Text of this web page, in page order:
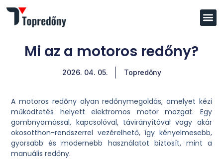
Mi az a motoros redőny?
2026. 04. 05. Topredőny
A motoros redőny olyan redőnymegoldás, amelyet kézi
működtetés helyett elektromos motor mozgat. Egy
gombnyomással, kapcsolóval, távirányítóval vagy akár
okosotthon-rendszerrel vezérelhető, így kényelmesebb,
gyorsabb és modernebb használatot biztosít, mint a
manuális redőny.